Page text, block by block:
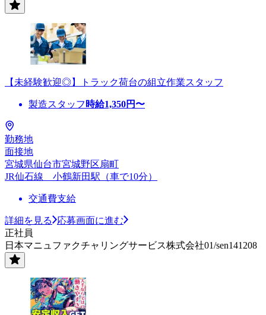
【未経験歓迎◎】トラック荷台の組立作業スタッフ
製造スタッフ 時給1,350円〜
勤務地
面接地
宮城県仙台市宮城野区扇町
JR仙石線 小鶴新田駅（車で10分）
交通費支給
詳細を見る
応募画面に進む
正社員
日本マニュファクチャリングサービス株式会社01/sen141208